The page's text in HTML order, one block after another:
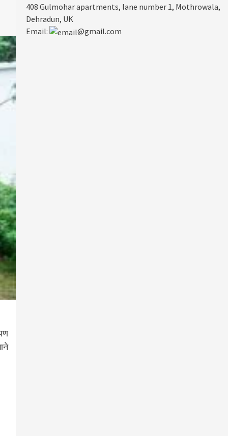
408 Gulmohar apartments, lane number 1, Mothrowala,
Dehradun, UK
Email:
@gmail.com